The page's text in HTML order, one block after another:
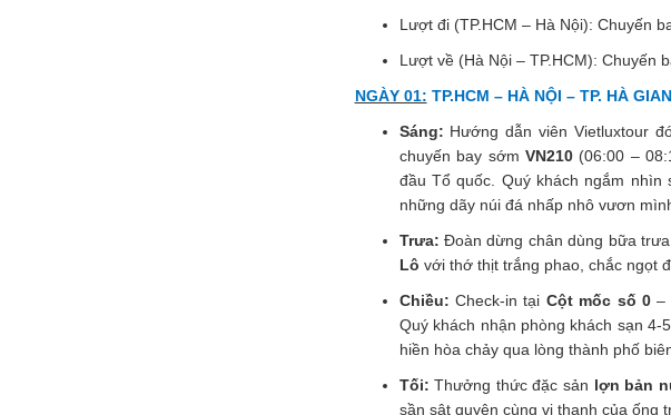
Lượt đi (TP.HCM – Hà Nội): Chuyến
Lượt về (Hà Nội – TP.HCM): Chuyến
NGÀY 01: TP.HCM – HÀ NỘI – TP. HÀ
Sáng: Hướng dẫn viên Vietluxtour
chuyến bay sớm VN210(06:00 –
đầu Tổ quốc. Quý khách ngắm
những dãy núi đá nhấp nhô vươn
Trưa: Đoàn dừng chân dùng bữa
Lô với thớ thịt trắng phao, chắc ngọt
Chiều: Check-in tại Cột mốc số 0 –
Quý khách nhận phòng khách sạn
hiền hòa chảy qua lòng thành phố
Tối: Thưởng thức đặc sản lợn bản
sần sật quyện cùng vị thanh của ống